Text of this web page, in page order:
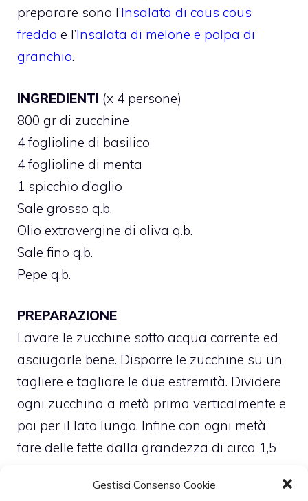
Gestisci Consenso Cookie
preparare sono l’Insalata di cous cous
freddo e l’Insalata di melone e polpa di
granchio.
INGREDIENTI (x 4 persone)
800 gr di zucchine
4 foglioline di basilico
4 foglioline di menta
1 spicchio d’aglio
Sale grosso q.b.
Olio extravergine di oliva q.b.
Sale fino q.b.
Pepe q.b.
PREPARAZIONE
Lavare le zucchine sotto acqua corrente ed
asciugarle bene. Disporre le zucchine su un
tagliere e tagliare le due estremità. Dividere
ogni zucchina a metà prima verticalmente e
poi per il lato lungo. Infine con ogni metà
fare delle fette dalla grandezza di circa 1,5
Riempire una pentola con dell’acqua, salarla